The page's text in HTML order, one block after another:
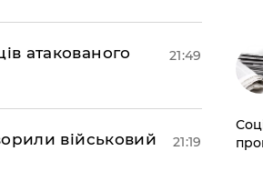
атакованого
21:49
військовий
21:19